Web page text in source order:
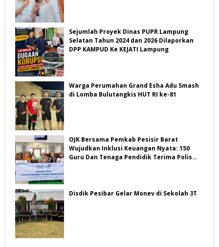
Sejumlah Proyek Dinas PUPR Lampung
Selatan Tahun 2024 dan 2026 Dilaporkan
DPP KAMPUD Ke KEJATI Lampung
Warga Perumahan Grand Esha Adu Smash
di Lomba Bulutangkis HUT RI ke-81
OJK Bersama Pemkab Pesisir Barat
Wujudkan Inklusi Keuangan Nyata: 150
Guru Dan Tenaga Pendidik Terima Polis
Disdik Pesibar Gelar Monev di Sekolah 3T